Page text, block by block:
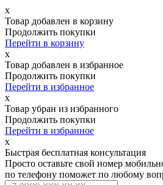
х
Товар добавлен в корзину
Продолжить покупки
Перейти в корзину
х
Товар добавлен в избранное
Продолжить покупки
Перейти в избранное
х
Товар убран из избранного
Продолжить покупки
Перейти в избранное
х
Быстрая бесплатная консультация
Просто оставьте свой номер
по телефону поможет по любому